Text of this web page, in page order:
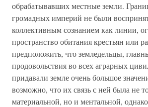
обрабатывавших местные земли.
громадных империй не были
коллективным сознанием как линии,
пространство обитания крестьян или
предположить, что земледельцы,
продовольствия во всех аграрных
придавали земле очень большое
возможно, что их связь с ней была не
материальной, но и ментальной,